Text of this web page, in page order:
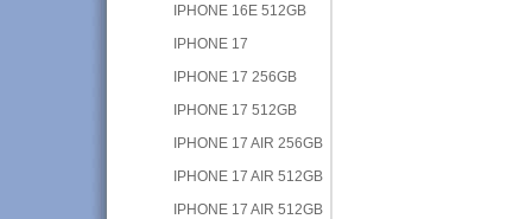
IPHONE 16E 512GB
IPHONE 17
IPHONE 17 256GB
IPHONE 17 512GB
IPHONE 17 AIR 256GB
IPHONE 17 AIR 512GB
IPHONE 17 AIR 512GB